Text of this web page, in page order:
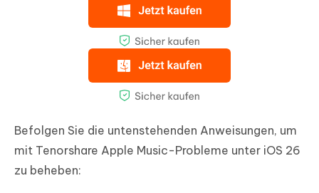
Befolgen Sie die untenstehenden Anweisungen, um
mit Tenorshare Apple Music-Probleme unter iOS 26
zu beheben: